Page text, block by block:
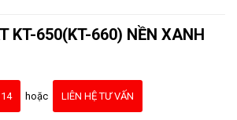
KT-650(KT-660) NỀN XANH
hoặc LIÊN HỆ TƯ VẤN